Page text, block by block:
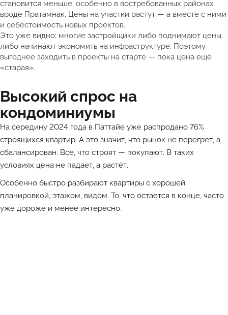
становится меньше, особенно в востребованных районах
вроде Пратамнак. Цены на участки растут — а вместе с ними
и себестоимость новых проектов.
Это уже видно: многие застройщики либо поднимают цены,
либо начинают экономить на инфраструктуре. Поэтому
выгоднее заходить в проекты на старте — пока цена ещё
«старая».
Высокий спрос на
кондоминиумы
На середину 2024 года в Паттайе уже распродано 76%
строящихся квартир. А это значит, что рынок не перегрет, а
сбалансирован. Всё, что строят — покупают. В таких
условиях цена не падает, а растёт.
Особенно быстро разбирают квартиры с хорошей
планировкой, этажом, видом. То, что остаётся в конце, часто
уже дороже и менее интересно.